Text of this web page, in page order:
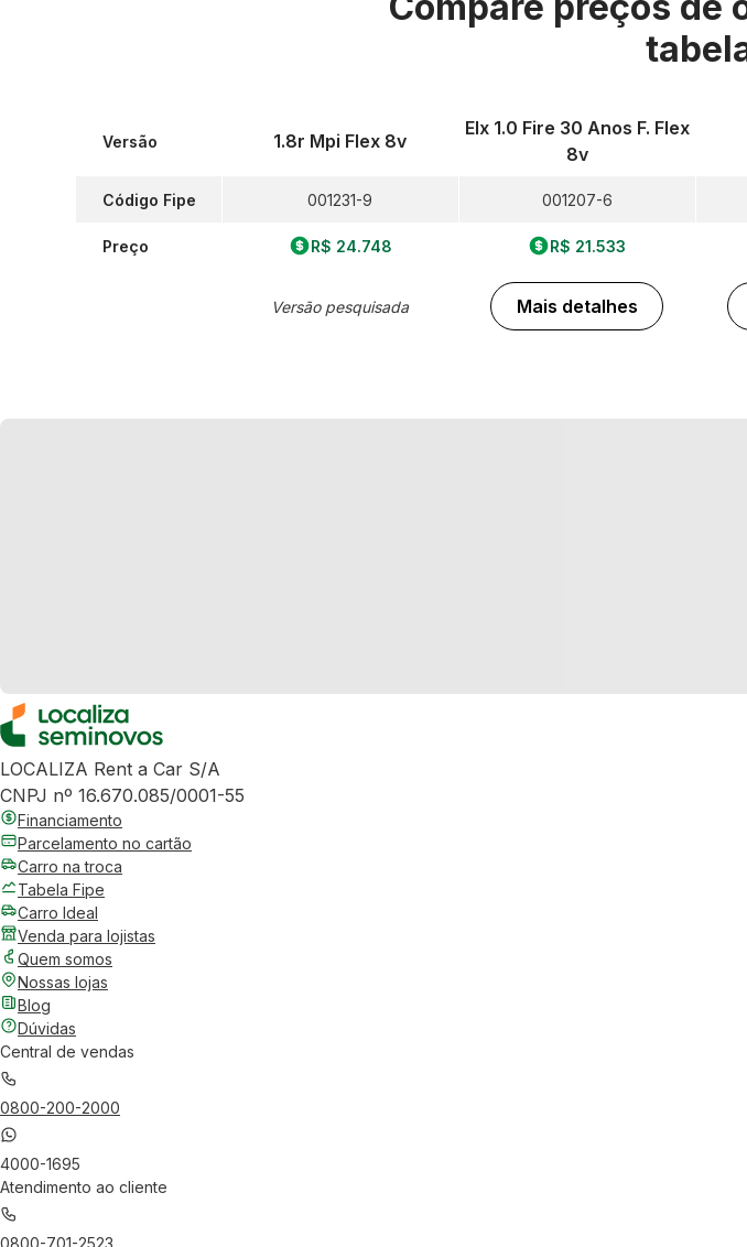
Versão
Código Fipe
Preço
1.8r Mpi Flex 8v
001231-9
R$ 24.748
Versão pesquisada
Elx 1.0 Fire 30 Anos F. Flex
8v
001207-6
R$ 21.533
Mais detalhes
LOCALIZA Rent a Car S/A
CNPJ nº 16.670.085/0001-55
Financiamento
Parcelamento no cartão
Carro na troca
Tabela Fipe
Carro Ideal
Venda para lojistas
Quem somos
Nossas lojas
Blog
Dúvidas
Central de vendas
0800-200-2000
4000-1695
Atendimento ao cliente
0800-701-2523